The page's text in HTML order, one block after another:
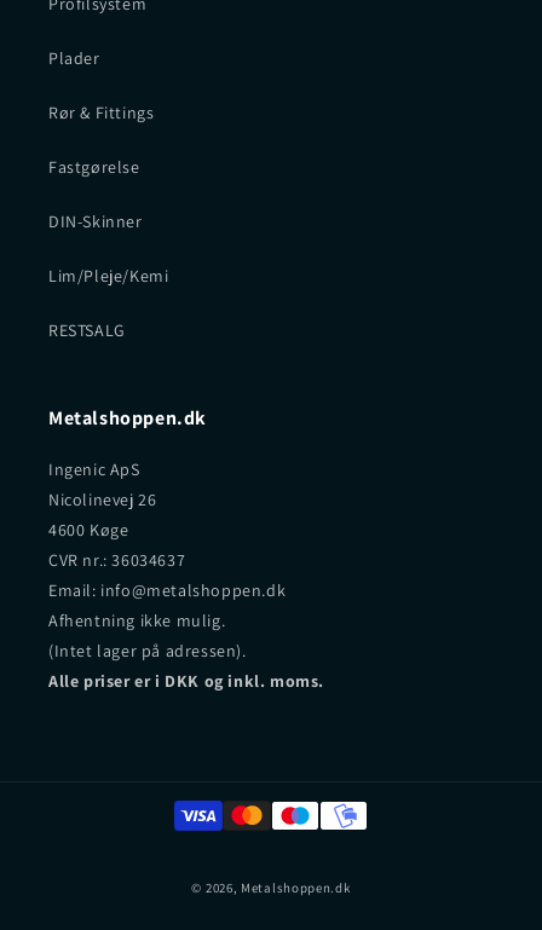
Plader
Rør & Fittings
Fastgørelse
DIN-Skinner
Lim/Pleje/Kemi
RESTSALG
Metalshoppen.dk
Ingenic ApS
Nicolinevej 26
4600 Køge
CVR nr.: 36034637
Email: info@metalshoppen.dk
Afhentning ikke mulig.
(Intet lager på adressen).
Alle priser er i DKK og inkl. moms.
© 2026, Metalshoppen.dk